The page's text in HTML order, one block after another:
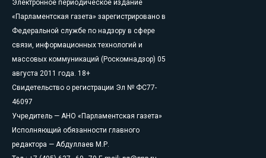
Электронное периодическое издание
«Парламентская газета» зарегистрировано в
Федеральной службе по надзору в сфере
связи, информационных технологий и
массовых коммуникаций (Роскомнадзор) 05
августа 2011 года. 18+
Свидетельство о регистрации Эл № ФС77-
46097
Учредитель — АНО «Парламентская газета»
Исполняющий обязанности главного
редактора — Абдуллаев М.Р.